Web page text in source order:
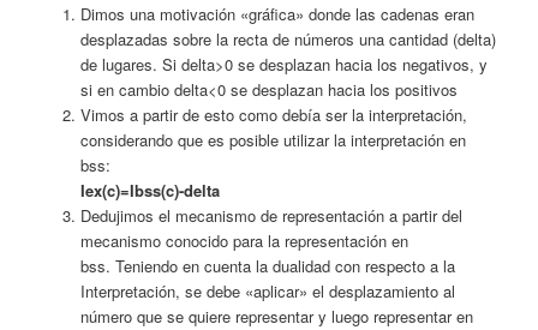
Dimos una motivación «gráfica» donde las cadenas eran
desplazadas sobre la recta de números una cantidad (delta)
de lugares. Si delta>0 se desplazan hacia los negativos, y
si en cambio delta<0 se desplazan hacia los positivos
Vimos a partir de esto como debía ser la interpretación,
considerando que es posible utilizar la interpretación en
bss:
Iex(c)=Ibss(c)-delta
Dedujimos el mecanismo de representación a partir del
mecanismo conocido para la representación en
bss. Teniendo en cuenta la dualidad con respecto a la
Interpretación, se debe «aplicar» el desplazamiento al
número que se quiere representar y luego representar en